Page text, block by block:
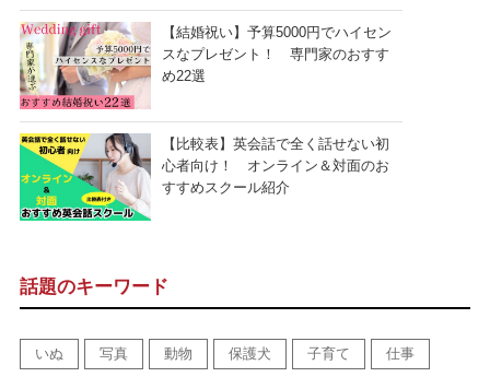
【結婚祝い】予算5000円でハイセン
スなプレゼント！ 専門家のおすす
め22選
【比較表】英会話で全く話せない初
心者向け！ オンライン＆対面のお
すすめスクール紹介
話題のキーワード
いぬ 写真 動物 保護犬 子育て 仕事